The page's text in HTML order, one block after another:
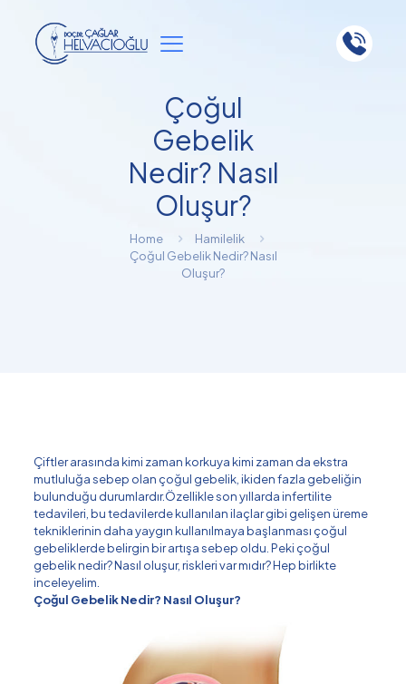
Çoğul
Gebelik
Nedir? Nasıl
Oluşur?
Home
Hamilelik
Çoğul Gebelik Nedir? Nasıl
Oluşur?
Çiftler arasında kimi zaman korkuya kimi zaman da ekstra
mutluluğa sebep olan çoğul gebelik, ikiden fazla gebeliğin
bulunduğu durumlardır.Özellikle son yıllarda infertilite
tedavileri, bu tedavilerde kullanılan ilaçlar gibi gelişen üreme
tekniklerinin daha yaygın kullanılmaya başlanması çoğul
gebeliklerde belirgin bir artışa sebep oldu. Peki çoğul
gebelik nedir? Nasıl oluşur, riskleri var mıdır? Hep birlikte
inceleyelim.
Çoğul Gebelik Nedir? Nasıl Oluşur?